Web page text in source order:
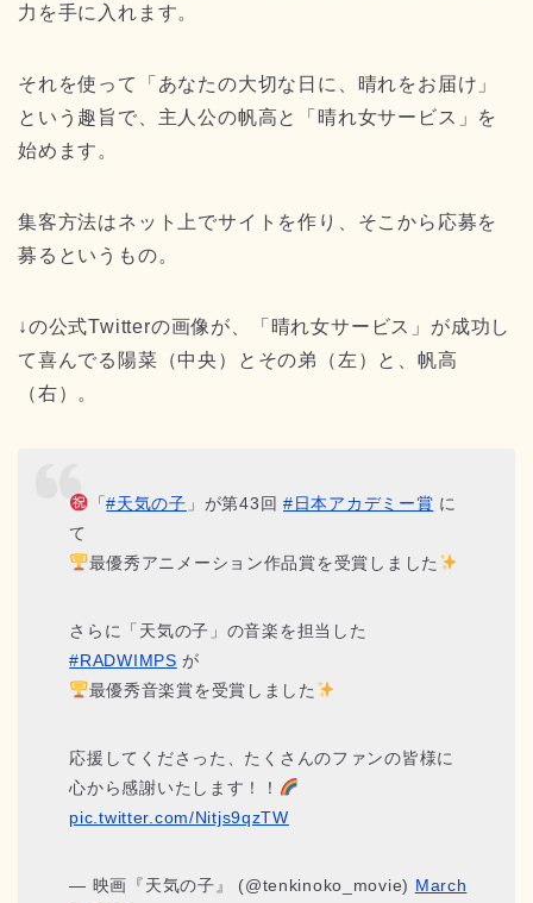
力を手に入れます。
それを使って「あなたの大切な日に、晴れをお届け」
という趣旨で、主人公の帆高と「晴れ女サービス」を
始めます。
集客方法はネット上でサイトを作り、そこから応募を
募るというもの。
↓の公式Twitterの画像が、「晴れ女サービス」が成功し
て喜んでる陽菜（中央）とその弟（左）と、帆高
（右）。
「#天気の子 」が第43回 #日本アカデミー賞 に
て
最優秀アニメーション作品賞を受賞しました
さらに「天気の子」の音楽を担当した
#RADWIMPS が
最優秀音楽賞を受賞しました
応援してくださった、たくさんのファンの皆様に
心から感謝いたします！！
pic.twitter.com/Nitjs9qzTW
— 映画『天気の子』 (@tenkinoko_movie) March